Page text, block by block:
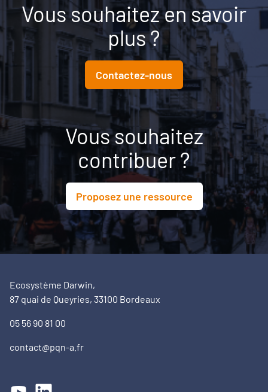
Vous souhaitez en savoir
plus ?
Contactez-nous
Vous souhaitez
contribuer ?
Proposez une ressource
Ecosystème Darwin,
87 quai de Queyries, 33100 Bordeaux
05 56 90 81 00
contact@pqn-a.fr